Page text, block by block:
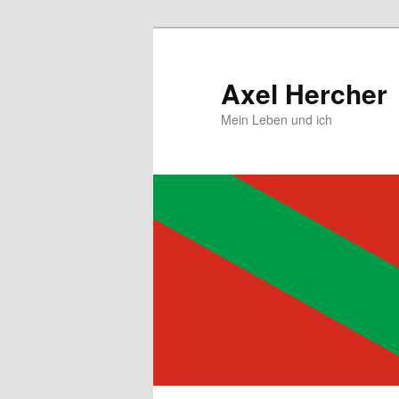
Axel Hercher
Mein Leben und ich